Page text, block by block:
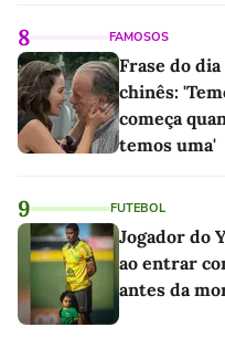
8 FAMOSOS
Frase do
chinês:
começa
temos uma'
9 FUTEBOL
Jogador do
ao entrar
antes da